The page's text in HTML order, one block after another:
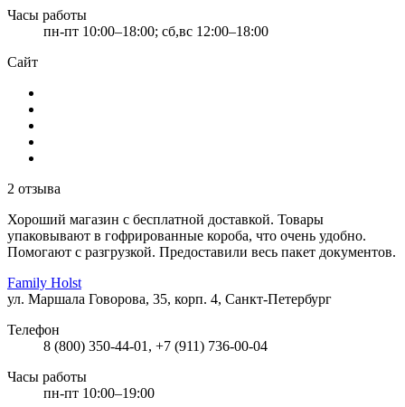
Часы работы
пн-пт 10:00–18:00; сб,вс 12:00–18:00
Сайт
2 отзыва
Хороший магазин с бесплатной доставкой. Товары
упаковывают в гофрированные короба, что очень удобно.
Помогают с разгрузкой. Предоставили весь пакет документов.
Family Holst
ул. Маршала Говорова, 35, корп. 4, Санкт-Петербург
Телефон
8 (800) 350-44-01, +7 (911) 736-00-04
Часы работы
пн-пт 10:00–19:00